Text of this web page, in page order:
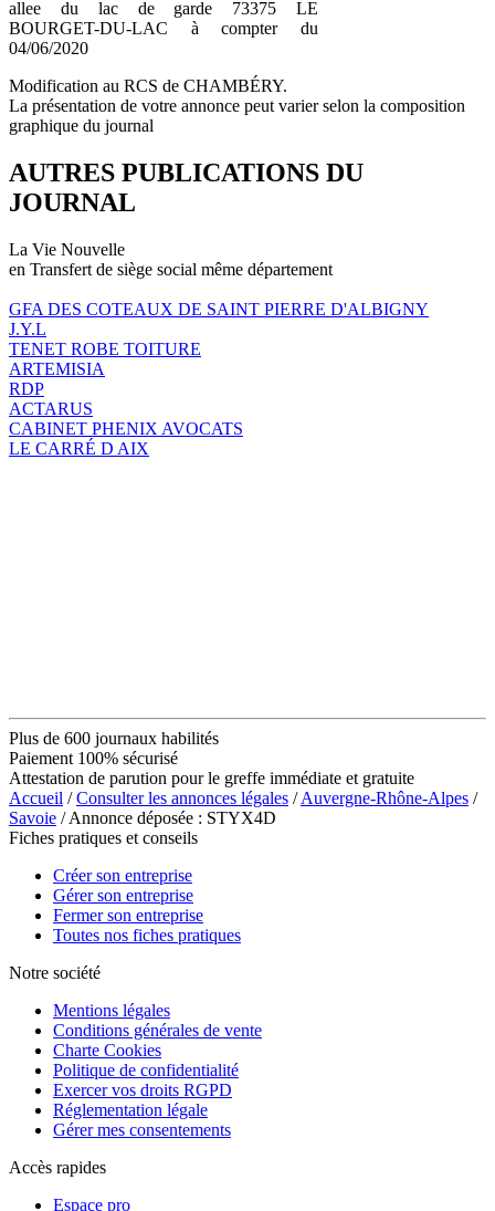
allee du lac de garde 73375 LE
BOURGET-DU-LAC à compter du
04/06/2020
Modification au RCS de CHAMBÉRY.
La présentation de votre annonce peut varier selon la composition
graphique du journal
AUTRES PUBLICATIONS DU
JOURNAL
La Vie Nouvelle
en Transfert de siège social même département
GFA DES COTEAUX DE SAINT PIERRE D'ALBIGNY
J.Y.L
TENET ROBE TOITURE
ARTEMISIA
RDP
ACTARUS
CABINET PHENIX AVOCATS
LE CARRÉ D AIX
Plus de 600 journaux habilités
Paiement 100% sécurisé
Attestation de parution pour le greffe immédiate et gratuite
Accueil /Consulter les annonces légales /Auvergne-Rhône-Alpes /
Savoie / Annonce déposée : STYX4D
Fiches pratiques et conseils
Créer son entreprise
Gérer son entreprise
Fermer son entreprise
Toutes nos fiches pratiques
Notre société
Mentions légales
Conditions générales de vente
Charte Cookies
Politique de confidentialité
Exercer vos droits RGPD
Réglementation légale
Gérer mes consentements
Accès rapides
Espace pro